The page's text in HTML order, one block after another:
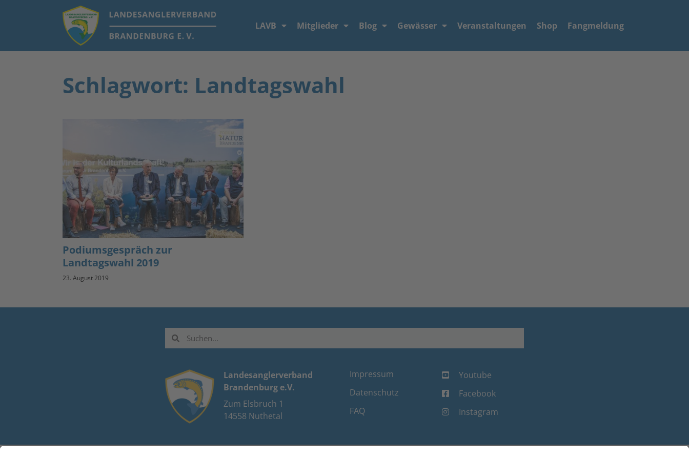
LAVB Mitglieder Blog Gewässer Veranstaltungen Shop Fangmeldung
Schlagwort: Landtagswahl
Podiumsgespräch zur
Landtagswahl 2019
23. August 2019
Landesanglerverband
Brandenburg e.V.
Zum Elsbruch 1
14558 Nuthetal
Impressum
Datenschutz
FAQ
Youtube
Facebook
Instagram